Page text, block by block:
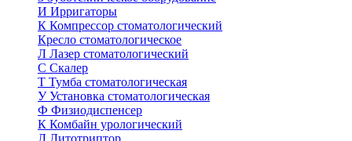
И Ирригаторы
К Компрессор стоматологический
Кресло стоматологическое
Л Лазер стоматологический
С Скалер
Т Тумба стоматологическая
УУстановка стоматологическая
Ф Физиодиспенсер
К Комбайн урологический
Л Литотриптор